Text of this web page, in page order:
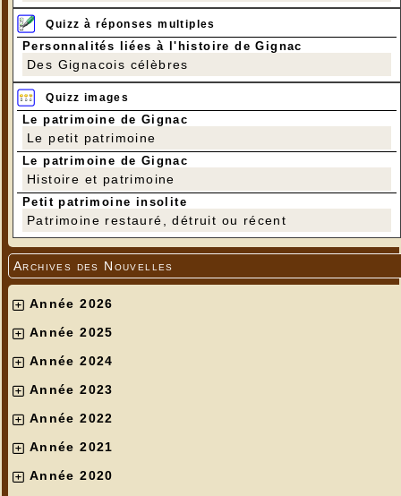
Quizz à réponses multiples
Personnalités liées à l'histoire de Gignac
Des Gignacois célèbres
Quizz images
Le patrimoine de Gignac
Le petit patrimoine
Le patrimoine de Gignac
Histoire et patrimoine
Petit patrimoine insolite
Patrimoine restauré, détruit ou récent
Archives des Nouvelles
Année 2026
Année 2025
Année 2024
Année 2023
Année 2022
Année 2021
Année 2020